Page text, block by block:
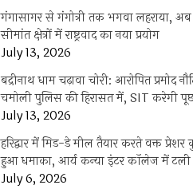
गंगासागर से गंगोत्री तक भगवा लहराया,
सीमांत क्षेत्रों में राष्ट्रवाद का नया प्रयोग
July 13, 2026
बद्रीनाथ धाम चढ़ावा चोरी: आरोपित प्रमोद
चमोली पुलिस की हिरासत में, SIT करेगी
July 13, 2026
हरिद्वार में मिड-डे मील तैयार करते वक्त
हुआ धमाका, आर्य कन्या इंटर कॉलेज में टली
July 6, 2026